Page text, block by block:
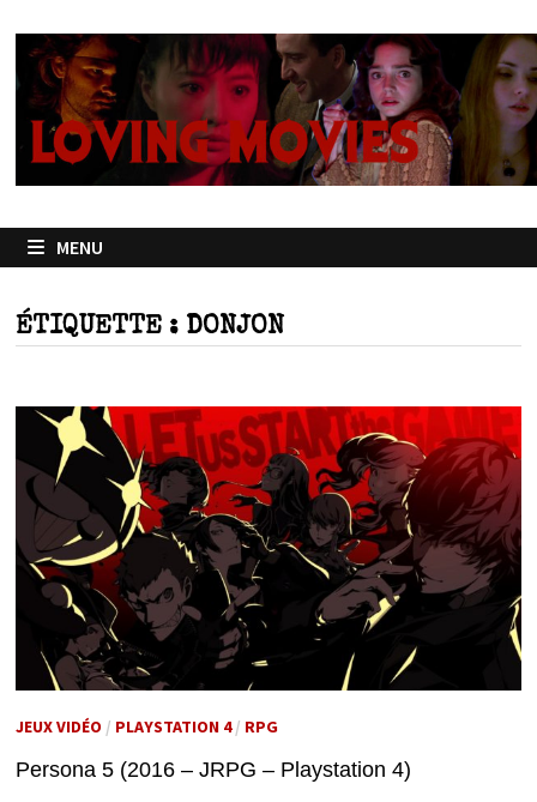
contenu
MENU
ÉTIQUETTE : DONJON
JEUX VIDÉO / PLAYSTATION 4/ RPG
Persona 5 (2016 – JRPG – Playstation 4)